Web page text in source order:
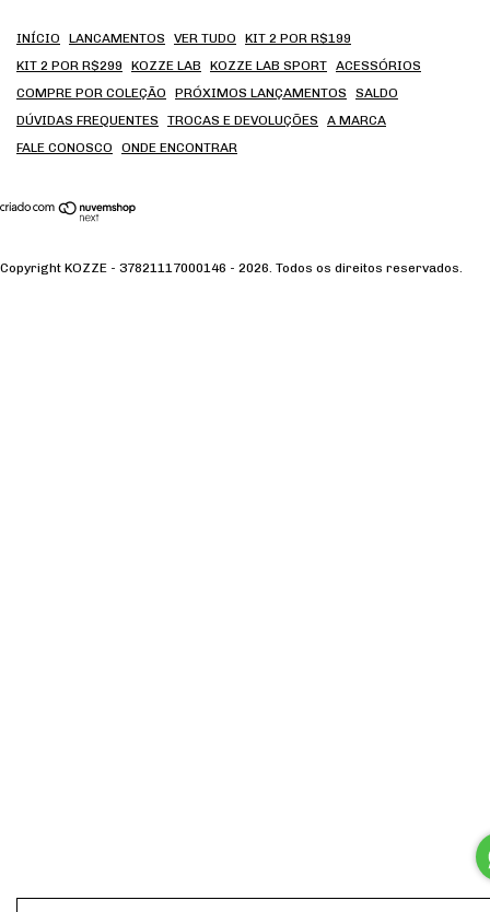
INÍCIO LANCAMENTOS VER TUDO
KIT 2 POR R$199
KIT 2 POR R$299
KOZZE LAB KOZZE LAB SPORT ACESSÓRIOS
COMPRE POR COLEÇÃO
PRÓXIMOS LANÇAMENTOS
SALDO
DÚVIDAS FREQUENTES
TROCAS E DEVOLUÇÕES
A MARCA
FALE CONOSCO
ONDE ENCONTRAR
Copyright KOZZE - 37821117000146 - 2026. Todos os direitos reservados.